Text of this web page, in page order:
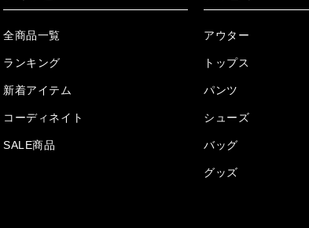
2026.04.03
全商品一覧
ランキング
新着アイテム
コーディネイト
SALE商品
アウター
トップス
パンツ
シューズ
バッグ
グッズ